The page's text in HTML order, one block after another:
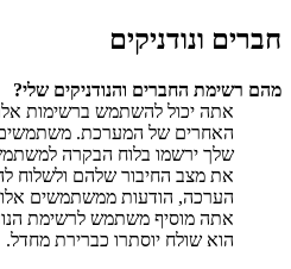
חברים ונודניקים
מהם רשימת החברים והנודניקים שלי?
אתה יכול להשתמש ברשימות
האחרים של המערכת.
שלך ירשמו בלוח הבקרה
את מצב החיבור שלהם ולשלוח
הערכה, הודעות ממשתמשים אלו
אתה מוסיף משתמש לרשימת
הוא שולח יוסתרו כברירת מחדל.